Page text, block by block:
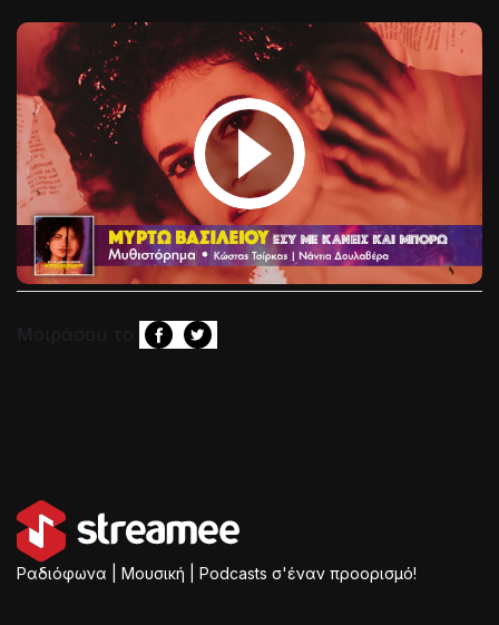
Μοιράσου το
Ραδιόφωνα | Μουσική | Podcasts σ'έναν προορισμό!